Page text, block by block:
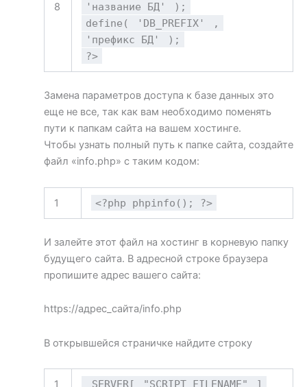
8
'название БД'
);
define(
'DB_PREFIX'
,
'префикс БД'
);
?>
Замена параметров доступа к базе данных это
еще не все, так как вам необходимо поменять
пути к папкам сайта на вашем хостинге.
Чтобы узнать полный путь к папке сайта, создайте
файл «info.php» с таким кодом:
1 <?php phpinfo(); ?>
И залейте этот файл на хостинг в корневую папку
будущего сайта. В адресной строке браузера
пропишите адрес вашего сайта:
https://адрес_сайта/info.php
В открывшейся страничке найдите строку
1 _SERVER[ "SCRIPT_FILENAME" ]